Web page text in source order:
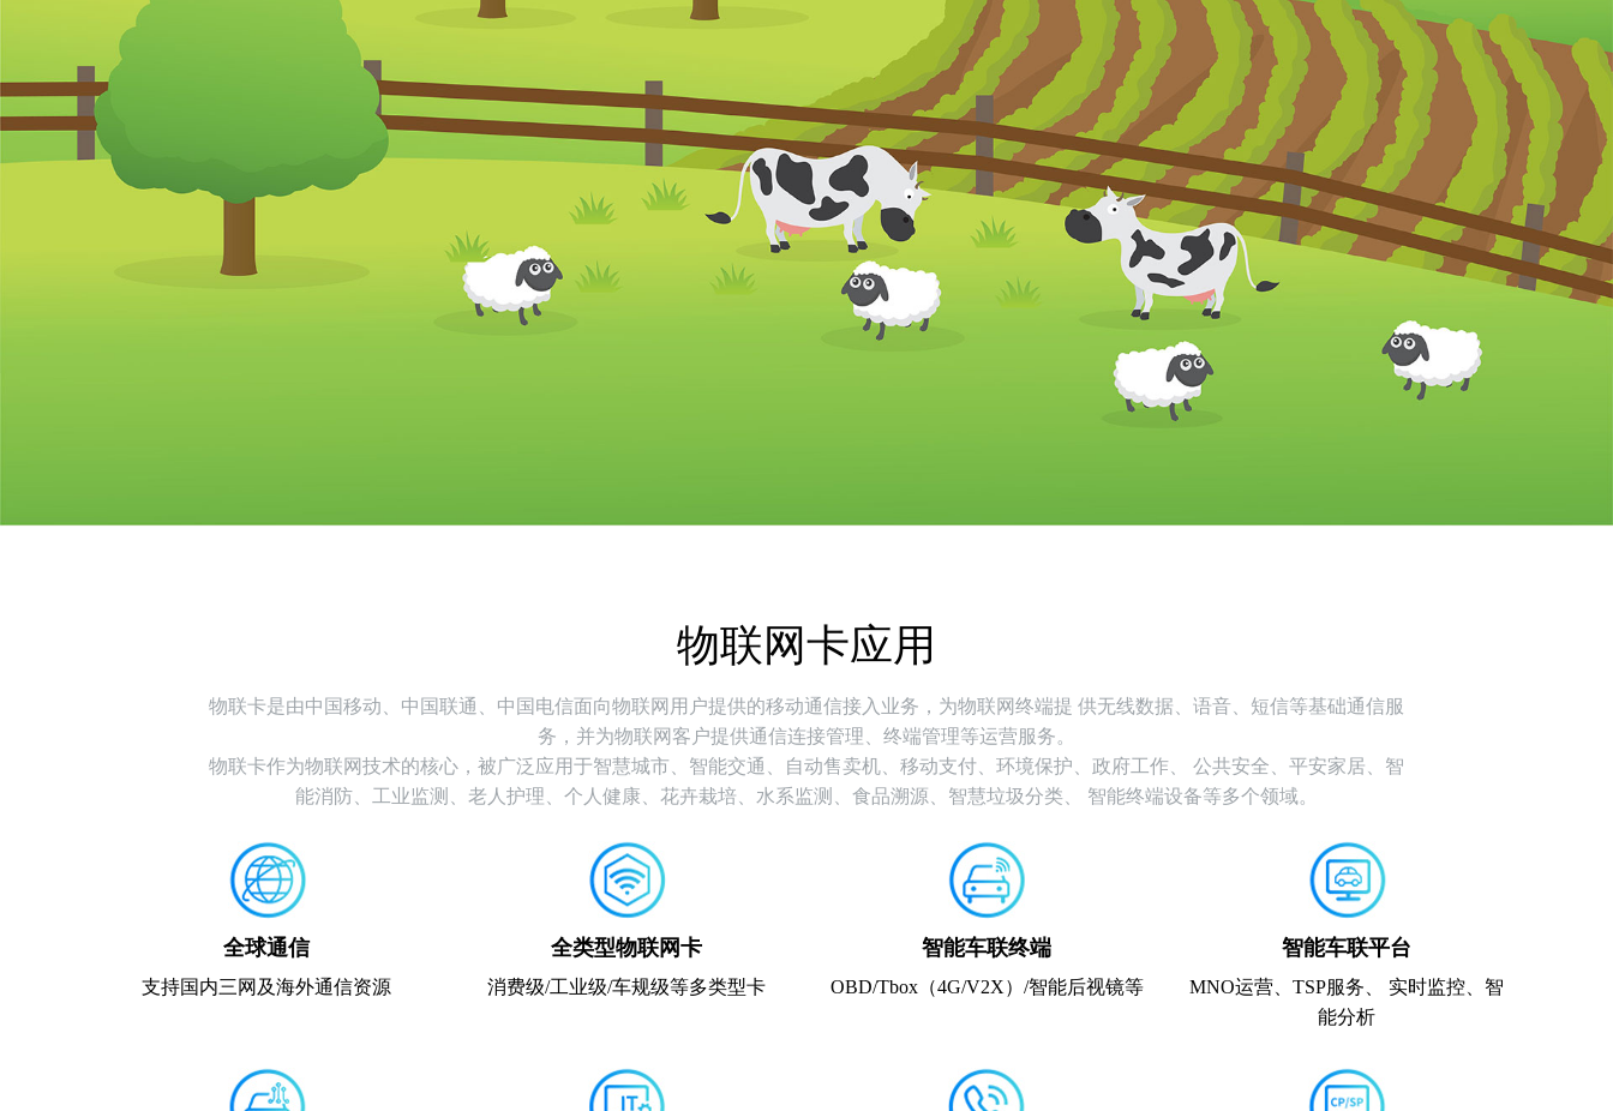
物联网卡应用
物联卡是由中国移动、中国联通、中国电信面向物联网用户提供的移动通信接入业务，为物联网终端提 供无线数据、语音、短信等基础通信服
务，并为物联网客户提供通信连接管理、终端管理等运营服务。
物联卡作为物联网技术的核心，被广泛应用于智慧城市、智能交通、自动售卖机、移动支付、环境保护、政府工作、 公共安全、平安家居、智
能消防、工业监测、老人护理、个人健康、花卉栽培、水系监测、食品溯源、智慧垃圾分类、 智能终端设备等多个领域。
全球通信
支持国内三网及海外通信资源
全类型物联网卡
消费级/工业级/车规级等多类型卡
智能车联终端
OBD/Tbox（4G/V2X）/智能后视镜等
智能车联平台
MNO运营、TSP服务、 实时监控、智
能分析